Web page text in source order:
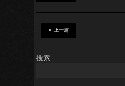
上一篇
搜索